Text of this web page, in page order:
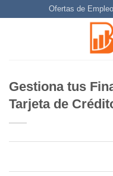
Ofertas de Empleo
Gestiona tus
Tarjeta de